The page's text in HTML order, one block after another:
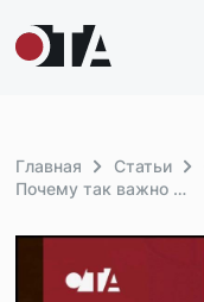
Главная Статьи
Почему так важно резюме